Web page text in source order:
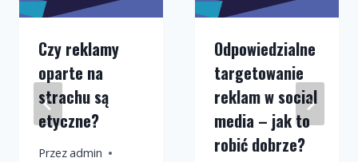
Czy reklamy
oparte na
strachu są
etyczne?
Przezadmin
Odpowiedzialne
targetowanie
reklam w social
media – jak to
robić dobrze?